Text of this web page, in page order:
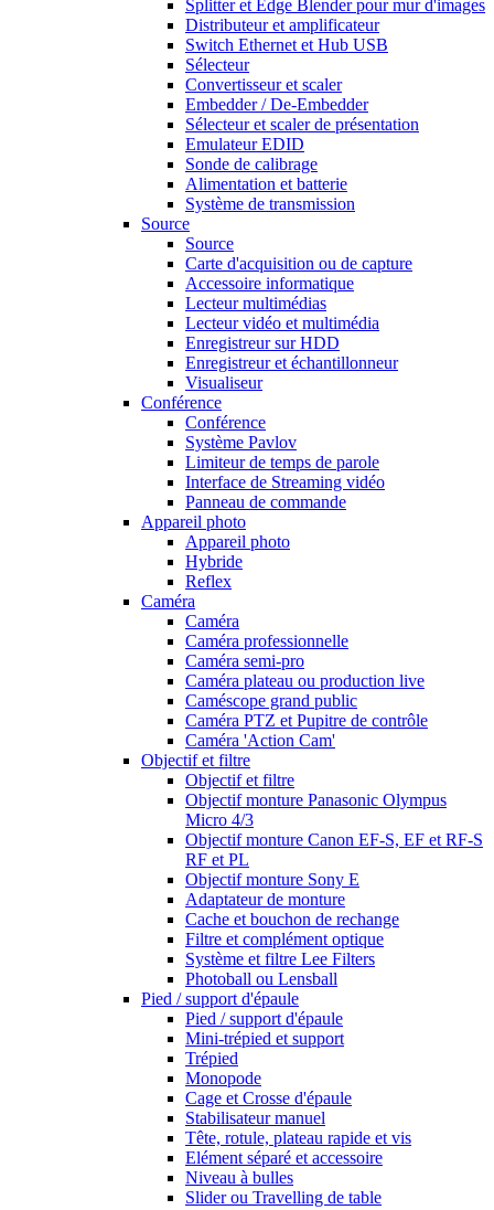
Splitter et Edge Blender pour mur d'images
Distributeur et amplificateur
Switch Ethernet et Hub USB
Sélecteur
Convertisseur et scaler
Embedder / De-Embedder
Sélecteur et scaler de présentation
Emulateur EDID
Sonde de calibrage
Alimentation et batterie
Système de transmission
Source
Source
Carte d'acquisition ou de capture
Accessoire informatique
Lecteur multimédias
Lecteur vidéo et multimédia
Enregistreur sur HDD
Enregistreur et échantillonneur
Visualiseur
Conférence
Conférence
Système Pavlov
Limiteur de temps de parole
Interface de Streaming vidéo
Panneau de commande
Appareil photo
Appareil photo
Hybride
Reflex
Caméra
Caméra
Caméra professionnelle
Caméra semi-pro
Caméra plateau ou production live
Caméscope grand public
Caméra PTZ et Pupitre de contrôle
Caméra 'Action Cam'
Objectif et filtre
Objectif et filtre
Objectif monture Panasonic Olympus
Micro 4/3
Objectif monture Canon EF-S, EF et RF-S
RF et PL
Objectif monture Sony E
Adaptateur de monture
Cache et bouchon de rechange
Filtre et complément optique
Système et filtre Lee Filters
Photoball ou Lensball
Pied / support d'épaule
Pied / support d'épaule
Mini-trépied et support
Trépied
Monopode
Cage et Crosse d'épaule
Stabilisateur manuel
Tête, rotule, plateau rapide et vis
Elément séparé et accessoire
Niveau à bulles
Slider ou Travelling de table